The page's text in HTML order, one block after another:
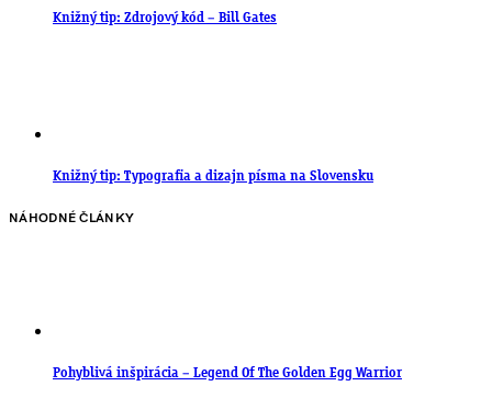
Knižný tip: Zdrojový kód – Bill Gates
Knižný tip: Typografia a dizajn písma na Slovensku
NÁHODNÉ ČLÁNKY
Pohyblivá inšpirácia – Legend Of The Golden Egg Warrior